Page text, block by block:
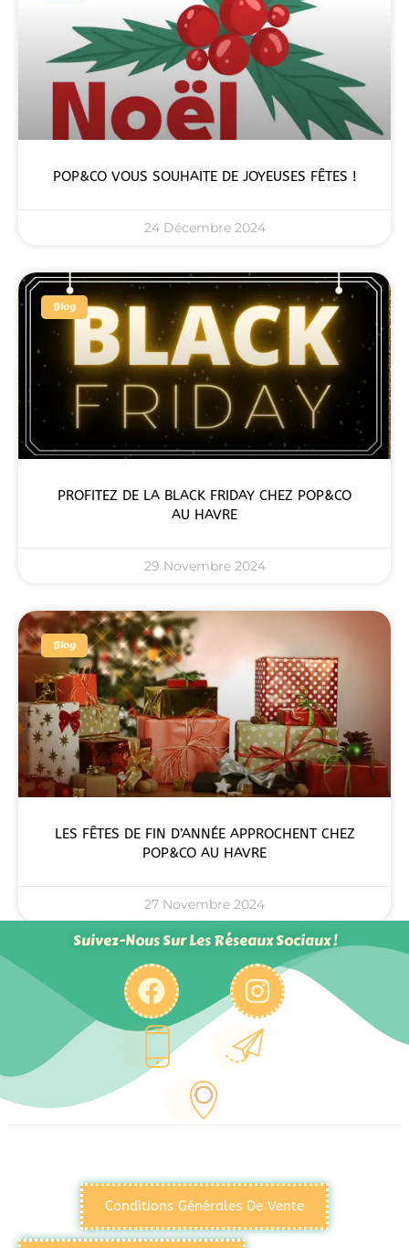
POP&CO VOUS SOUHAITE DE JOYEUSES FÊTES !
24 Décembre 2024
Blog
PROFITEZ DE LA BLACK FRIDAY CHEZ POP&CO
AU HAVRE
29 Novembre 2024
Blog
LES FÊTES DE FIN D’ANNÉE APPROCHENT CHEZ
POP&CO AU HAVRE
27 Novembre 2024
Suivez-Nous Sur Les Réseaux Sociaux !
Conditions Générales De Vente